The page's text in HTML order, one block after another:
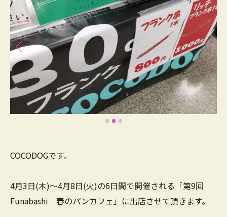
COCODOGです。
4月3日(木)～4月8日(火)の6日間で開催される「第9回
Funabashi 春のパンカフェ」に出店させて頂きます。